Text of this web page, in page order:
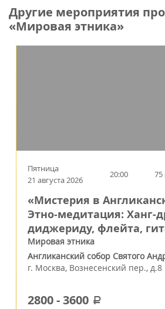
Другие мероприятия
«Мировая этника»
Пятница
21 августа 2026
20:00
«Мистерия в
Этно‑медитация: Ханг-
диджериду, флейта,
Мировая этника
Англиканский собор Святого
г. Москва, Вознесенский пер., д.8
2800-3600 a